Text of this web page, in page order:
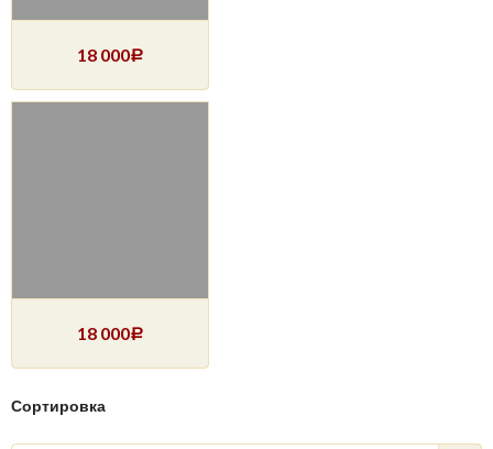
18 000Р
18 000Р
Сортировка